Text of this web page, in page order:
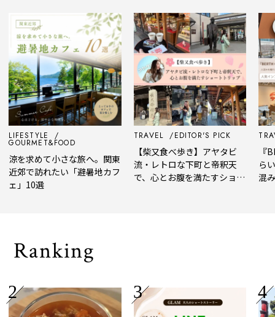
LIFESTYLE
GOURMET&FOOD
涼を求めて小さな旅へ。関東
近郊で訪れたい「避暑地カフ
ェ」10選
TRAVEL EDITOR'S PICK
【柴又食べ歩き】アヤタビ
流・レトロな下町と帝釈天
で、心とお腹を満たすショー
『
ら
混
Ranking